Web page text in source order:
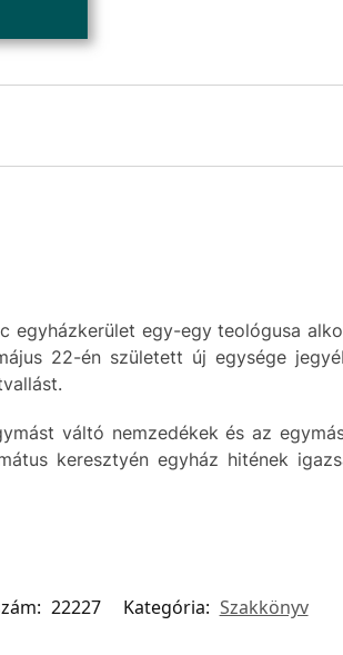
egyházkerület egy-egy teológusa
22-én született új egysége
váltó nemzedékek és az
keresztyén egyház hitének
22227 Kategória: Szakkönyv